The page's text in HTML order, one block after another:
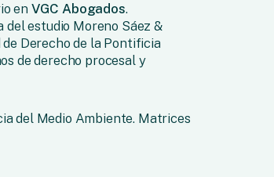
en VGC Abogados.
del estudio Moreno Sáez &
Derecho de la Pontificia
de derecho procesal y
del Medio Ambiente. Matrices